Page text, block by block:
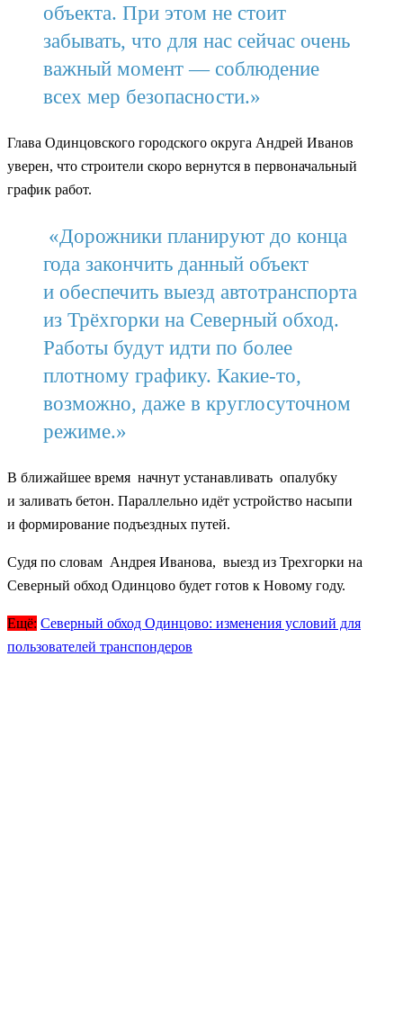
объекта. При этом не стоит
забывать, что для нас сейчас очень
важный момент — соблюдение
всех мер безопасности.»
Глава Одинцовского городского округа Андрей Иванов
уверен, что строители скоро вернутся в первоначальный
график работ.
«Дорожники планируют до конца
года закончить данный объект
и обеспечить выезд автотранспорта
из Трёхгорки на Северный обход.
Работы будут идти по более
плотному графику. Какие-то,
возможно, даже в круглосуточном
режиме.»
В ближайшее время начнут устанавливать опалубку
и заливать бетон. Параллельно идёт устройство насыпи
и формирование подъездных путей.
Судя по словам Андрея Иванова, выезд из Трехгорки на
Северный обход Одинцово будет готов к Новому году.
Ещё: Северный обход Одинцово: изменения условий для
пользователей транспондеров